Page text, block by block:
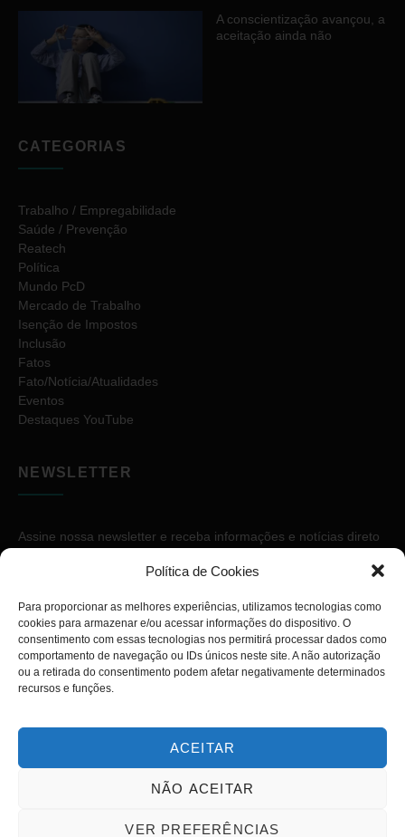
Política de Cookies
Para proporcionar as melhores experiências, utilizamos tecnologias como
cookies para armazenar e/ou acessar informações do dispositivo. O
consentimento com essas tecnologias nos permitirá processar dados como
comportamento de navegação ou IDs únicos neste site. A não autorização
ou a retirada do consentimento podem afetar negativamente determinados
recursos e funções.
ACEITAR
NÃO ACEITAR
VER PREFERÊNCIAS
A conscientização avançou, a
aceitação ainda não
CATEGORIAS
Trabalho / Empregabilidade
Saúde / Prevenção
Reatech
Política
Mundo PcD
Mercado de Trabalho
Isenção de Impostos
Inclusão
Fatos
Fato/Notícia/Atualidades
Eventos
Destaques YouTube
NEWSLETTER
Assine nossa newsletter e receba informações e notícias direto
Copyright © 2026. Diário PcD. Todos os direitos reservados.